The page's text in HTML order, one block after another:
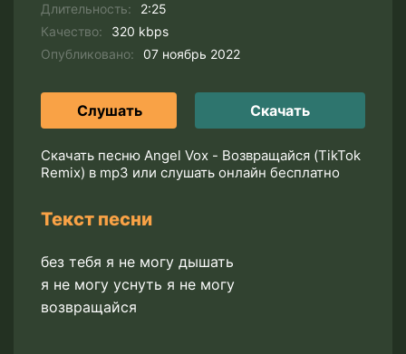
Длительность:
2:25
Качество:
320 kbps
Опубликовано:
07 ноябрь 2022
Слушать Скачать
Скачать песню Angel Vox - Возвращайся (TikTok
Remix) в mp3 или слушать онлайн бесплатно
Текст песни
без тебя я не могу дышать
я не могу уснуть я не могу
возвращайся